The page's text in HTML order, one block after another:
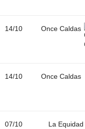
14/10 Once Caldas
14/10 Once Caldas
07/10 La Equidad